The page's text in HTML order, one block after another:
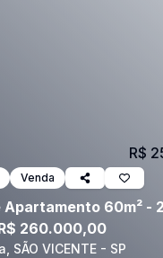
Venda
60m² - 2
260.000,00
SÃO VICENTE - SP
R$